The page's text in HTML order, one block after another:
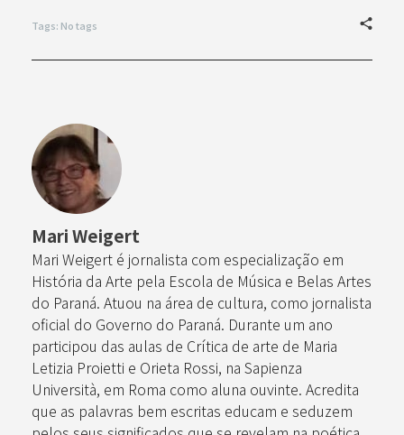
Tags: No tags
Mari Weigert
Mari Weigert é jornalista com especialização em
História da Arte pela Escola de Música e Belas Artes
do Paraná. Atuou na área de cultura, como jornalista
oficial do Governo do Paraná. Durante um ano
participou das aulas de Crítica de arte de Maria
Letizia Proietti e Orieta Rossi, na Sapienza
Università, em Roma como aluna ouvinte. Acredita
que as palavras bem escritas educam e seduzem